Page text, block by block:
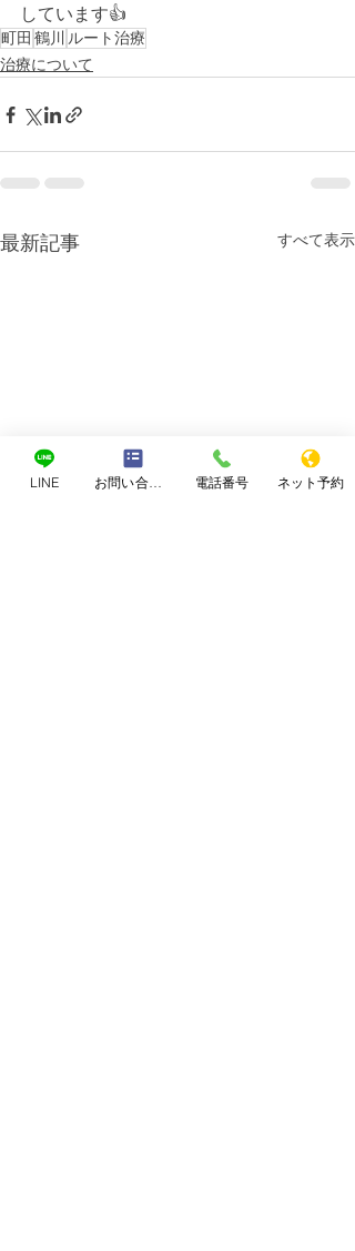
しています👍
町田 鶴川 ルート治療
治療について
最新記事 すべて表示
LINE お問い合わせフォーム 電話番号 ネット予約